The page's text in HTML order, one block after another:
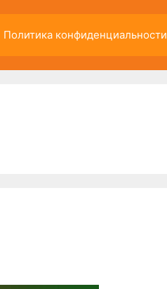
Политика конфиденциальности